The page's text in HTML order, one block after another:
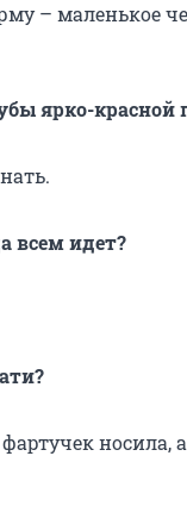
– маленькое
ярко-красной
всем идет?
носила,